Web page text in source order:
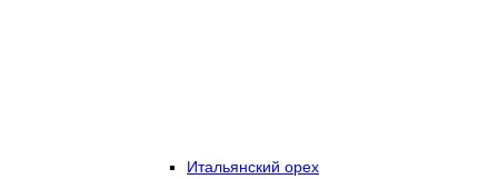
Итальянский орех